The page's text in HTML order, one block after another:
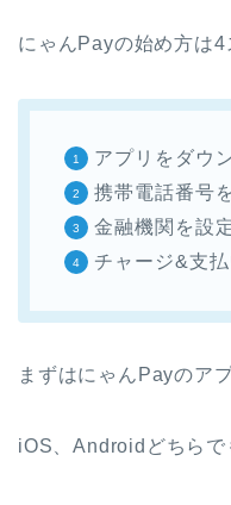
にゃんPayの始め方は4
アプリをダウ
携帯電話番号
金融機関を設
チャージ&支
まずはにゃんPayのア
iOS、Androidどちらで